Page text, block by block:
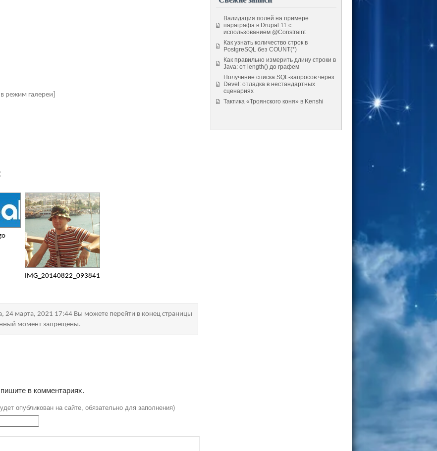
режим галереи]
IMG_20140822_093841
24 марта, 2021 17:44 Вы можете перейти в конец страницы
момент запрещены.
в комментариях.
опубликован на сайте, обязательно для заполнения)
Валидация полей на примере
параграфа в Drupal 11 с
использованием @Constraint
Как узнать количество строк в
PostgreSQL без COUNT(*)
Как правильно измерить длину строки в
Java: от length() до графем
Получение списка SQL-запросов через
Devel: отладка в нестандартных
сценариях
Тактика «Троянского коня» в Kenshi